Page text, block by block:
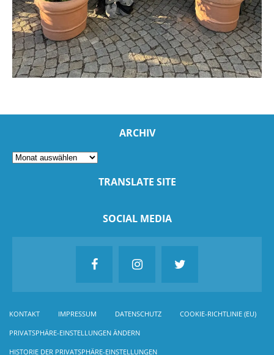
ARCHIV
TRANSLATE SITE
SOCIAL MEDIA
KONTAKT IMPRESSUM DATENSCHUTZ COOKIE-RICHTLINIE (EU)
PRIVATSPHÄRE-EINSTELLUNGEN ÄNDERN
HISTORIE DER PRIVATSPHÄRE-EINSTELLUNGEN